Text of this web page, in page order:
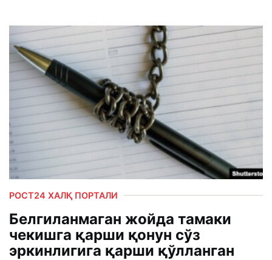
РОСТ24 ХАЛҚ ПОРТАЛИ
Белгиланмаган жойда тамаки
чекишга қарши қонун сўз
эркинлигига қарши қўлланган